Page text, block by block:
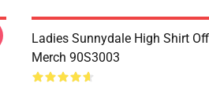
Ladies Sunnydale High Shirt
Merch 90S3003